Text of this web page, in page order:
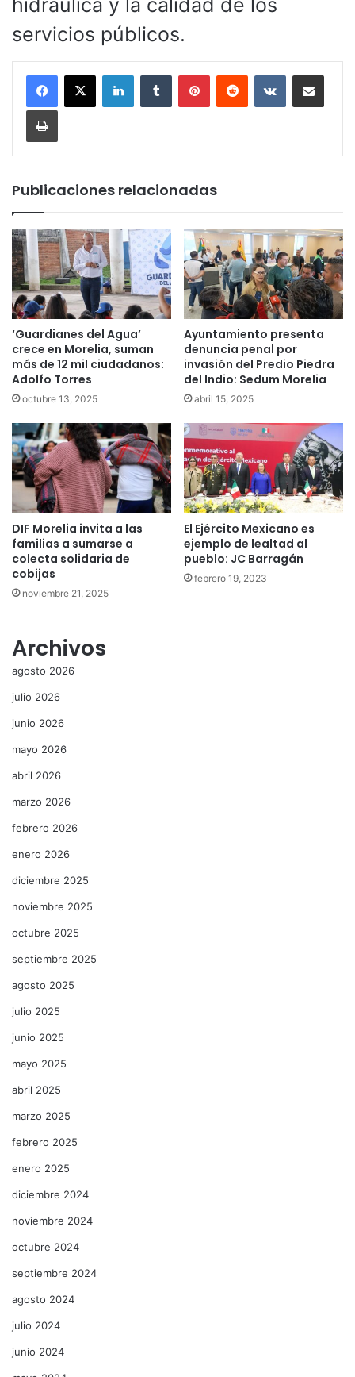
servicios públicos.
LinkedInTumblr PinterestReddit VKontakteCompartir por
Imprimir
Publicaciones relacionadas
‘Guardianes del Agua’
crece en Morelia, suman
más de 12 mil ciudadanos:
Adolfo Torres
octubre 13, 2025
Ayuntamiento presenta
denuncia penal por
invasión del Predio Piedra
del Indio: Sedum Morelia
abril 15, 2025
DIF Morelia invita a las
familias a sumarse a
colecta solidaria de
cobijas
noviembre 21, 2025
El Ejército Mexicano es
ejemplo de lealtad al
pueblo: JC Barragán
febrero 19, 2023
Archivos
agosto 2026
julio 2026
junio 2026
mayo 2026
abril 2026
marzo 2026
febrero 2026
enero 2026
diciembre 2025
noviembre 2025
octubre 2025
septiembre 2025
agosto 2025
julio 2025
junio 2025
mayo 2025
abril 2025
marzo 2025
febrero 2025
enero 2025
diciembre 2024
noviembre 2024
octubre 2024
septiembre 2024
agosto 2024
julio 2024
junio 2024